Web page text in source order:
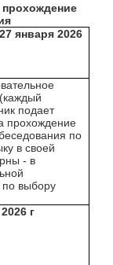
прохождение
января 2026
подает
прохождение
по
в своей
- в
по выбору
г